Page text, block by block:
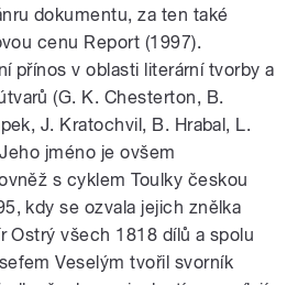
dokumentu, za ten také
cenu Report (1997).
přínos v oblasti literární tvorby a
(G. K. Chesterton, B.
J. Kratochvil, B. Hrabal, L.
jméno je ovšem
s cyklem Toulky českou
kdy se ozvala jejich znělka
Ostrý všech 1818 dílů a spolu
Veselým tvořil svorník